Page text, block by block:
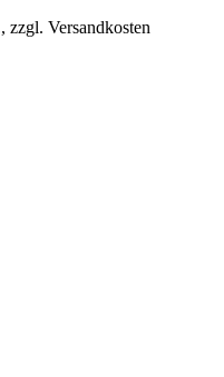
Versandkosten